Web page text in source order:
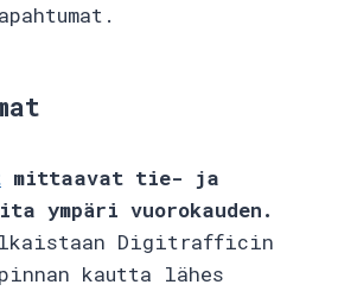
mittaavat tie- ja
ympäri vuorokauden.
Digitrafficin
kautta lähes